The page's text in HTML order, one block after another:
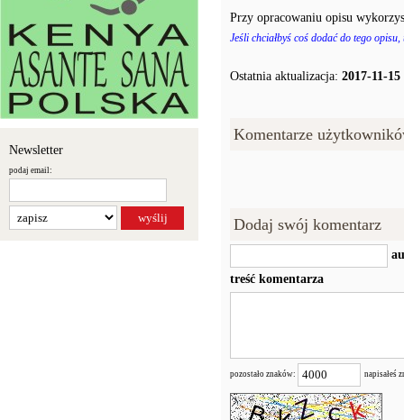
Newsletter
podaj email:
Przy opracowaniu opisu
Jeśli chciałbyś coś dodać do tego
Ostatnia aktualizacja: 2017-11-15
Komentarze
Dodaj swój komentarz
treść komentarza
pozostało znaków: napisałeś